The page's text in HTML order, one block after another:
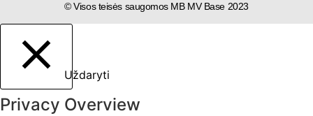
© Visos teisės saugomos MB MV Base 2023
Uždaryti
Privacy Overview